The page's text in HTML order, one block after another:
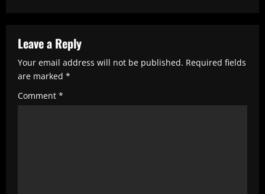
u
e
R
e
Leave a Reply
Your email address will not be published. Required fields
are marked *
Comment *